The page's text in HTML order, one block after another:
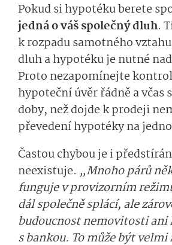
Pokud si hypotéku berete
jedná o váš společný dluh.
k rozpadu samotného
dluh a hypotéku je nutné
Proto nezapomínejte
hypoteční úvěr řádně a včas
doby, než dojde k prodeji
převedení hypotéky na
Častou chybou je i
neexistuje. „Mnoho párů
funguje v provizorním
dál společně splácí, ale
budoucnost nemovitosti
s bankou. To může být